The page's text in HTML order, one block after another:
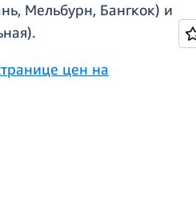
Мельбурн, Бангкок) и
цен на